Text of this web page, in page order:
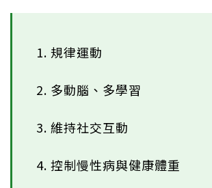
1. 規律運動
2. 多動腦、多學習
3. 維持社交互動
4. 控制慢性病與健康體重